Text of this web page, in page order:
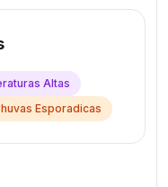
Altas
Esporadicas